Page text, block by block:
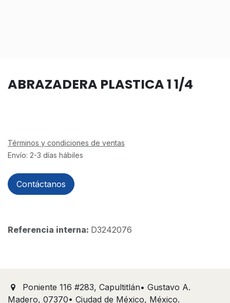
ABRAZADERA PLASTICA 1 1/4
Términos y condiciones de ventas
Envío: 2-3 días hábiles
Contáctanos
Referencia interna: D3242076
Poniente 116 #283, Capultitlán• Gustavo A.
Madero, 07370• Ciudad de México, México.